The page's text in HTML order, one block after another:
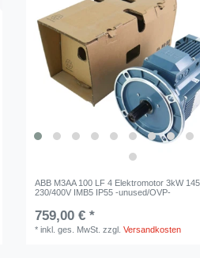
ABB M3AA 100 LF 4 Elektromotor 3kW
230/400V IMB5 IP55 -unused/OVP-
759,00 € *
*inkl. ges. MwSt. zzgl.Versandkosten